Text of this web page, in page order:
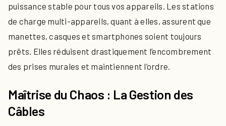
puissance stable pour tous vos appareils. Les stations
de charge multi-appareils, quant à elles, assurent que
manettes, casques et smartphones soient toujours
prêts. Elles réduisent drastiquement l’encombrement
des prises murales et maintiennent l’ordre.
Maîtrise du Chaos : La Gestion des
Câbles